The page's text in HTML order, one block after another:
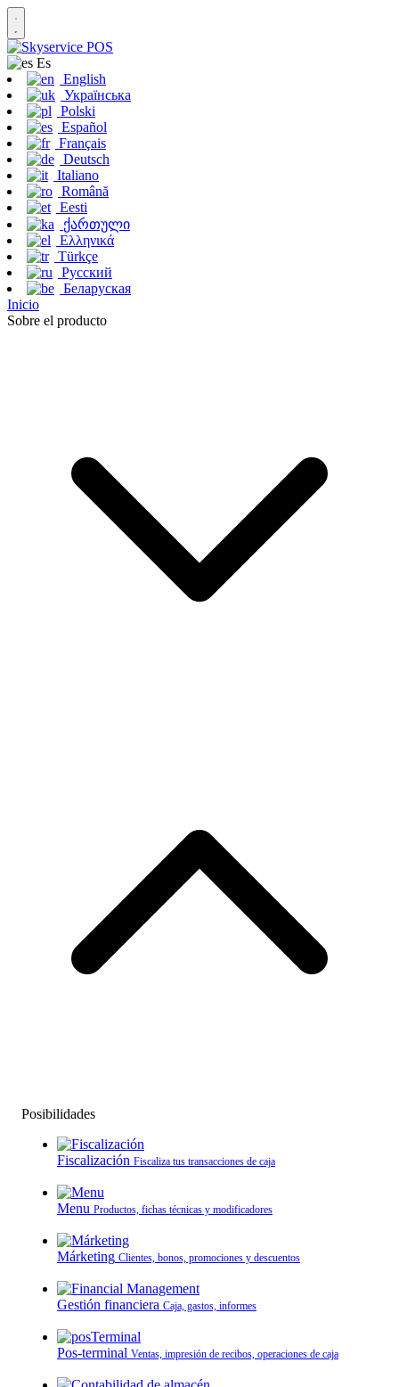
Es
English
Українська
Polski
Español
Français
Deutsch
Italiano
Română
Eesti
ქართული
Ελληνικά
Türkçe
Русский
Беларуская
Inicio
Sobre el producto
Posibilidades
Fiscalización Fiscaliza tus transacciones de caja
Menu Productos, fichas técnicas y modificadores
Márketing Clientes, bonos, promociones y descuentos
Gestión financiera Caja, gastos, informes
Pos-terminal Ventas, impresión de recibos, operaciones de caja